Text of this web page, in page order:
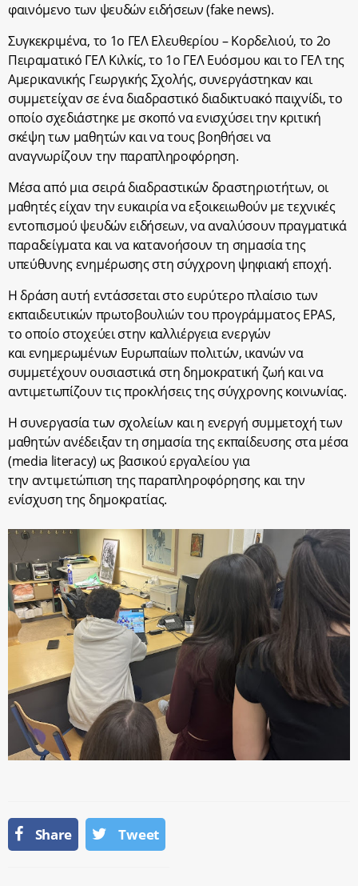
φαινόμενο των ψευδών ειδήσεων (fake news).
Συγκεκριμένα, το 1ο ΓΕΛ Ελευθερίου – Κορδελιού, το 2ο
Πειραματικό ΓΕΛ Κιλκίς, το 1ο ΓΕΛ Ευόσμου και το ΓΕΛ της
Αμερικανικής Γεωργικής Σχολής, συνεργάστηκαν και
συμμετείχαν σε ένα διαδραστικό διαδικτυακό παιχνίδι, το
οποίο σχεδιάστηκε με σκοπό να ενισχύσει την κριτική
σκέψη των μαθητών και να τους βοηθήσει να
αναγνωρίζουν την παραπληροφόρηση.
Μέσα από μια σειρά διαδραστικών δραστηριοτήτων, οι
μαθητές είχαν την ευκαιρία να εξοικειωθούν με τεχνικές
εντοπισμού ψευδών ειδήσεων, να αναλύσουν πραγματικά
παραδείγματα και να κατανοήσουν τη σημασία της
υπεύθυνης ενημέρωσης στη σύγχρονη ψηφιακή εποχή.
Η δράση αυτή εντάσσεται στο ευρύτερο πλαίσιο των
εκπαιδευτικών πρωτοβουλιών του προγράμματος EPAS,
το οποίο στοχεύει στην καλλιέργεια ενεργών
και ενημερωμένων Ευρωπαίων πολιτών, ικανών να
συμμετέχουν ουσιαστικά στη δημοκρατική ζωή και να
αντιμετωπίζουν τις προκλήσεις της σύγχρονης κοινωνίας.
Η συνεργασία των σχολείων και η ενεργή συμμετοχή των
μαθητών ανέδειξαν τη σημασία της εκπαίδευσης στα μέσα
(media literacy) ως βασικού εργαλείου για
την αντιμετώπιση της παραπληροφόρησης και την
ενίσχυση της δημοκρατίας.
Share Tweet